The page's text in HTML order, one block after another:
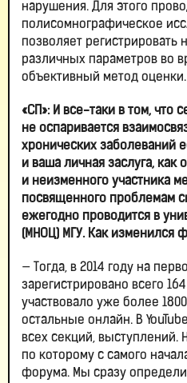
нарушения. Для этого
полисомнографическое
позволяет регистрировать
различных параметров во
объективный метод оценки.
«СП»: И все-таки в том, что
не оспаривается
хронических заболеваний
и ваша личная заслуга, как
и неизменного участника
посвященного проблемам
ежегодно проводится в
(МНОЦ) МГУ. Как изменился
— Тогда, в 2014 году на
зарегистрировано всего
участвовало уже более
остальные онлайн. В
всех секций, выступлений.
по которому с самого
форума. Мы сразу